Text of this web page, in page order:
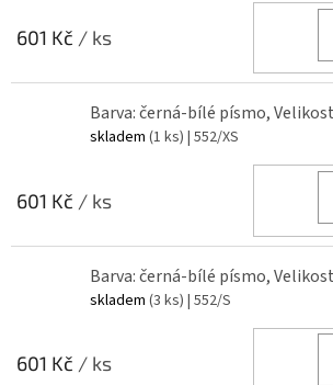
601 Kč / ks
Barva: černá-bílé písmo,
skladem (1 ks) | 552/XS
601 Kč / ks
Barva: černá-bílé písmo,
skladem (3 ks) | 552/S
601 Kč / ks